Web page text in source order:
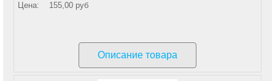
Цена: 155,00 руб
Описание товара